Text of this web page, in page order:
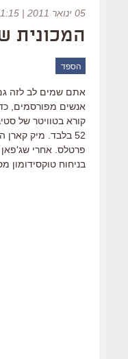
05 ינואר 2011 | 11:15
המכונית
הספד
אתם שמים לב לזה
אנשים מפורסמים,
קורא בטוויטר של
52 בלבד. מיק
בניחוח טוקסידומון